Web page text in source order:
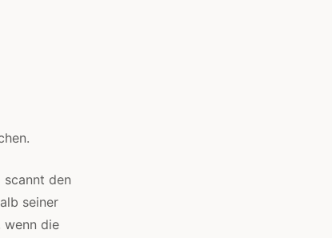
scannt den
seiner
wenn die